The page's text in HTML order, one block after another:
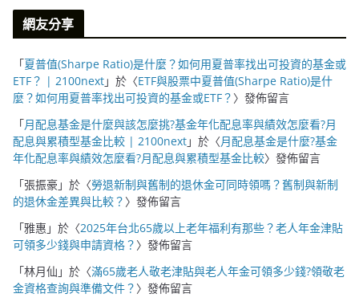
網友分享
「夏普值(Sharpe Ratio)是什麼？如何用夏普率找出可投資的基金或
ETF？ | 2100next」於〈ETF與股票中夏普值(Sharpe Ratio)是什
麼？如何用夏普率找出可投資的基金或ETF？ 〉發佈留言
「月配息基金是什麼與該怎麼挑?基金年化配息率與績效怎麼看?月
配息與累積型基金比較 | 2100next」於〈月配息基金是什麼?基金
年化配息率與績效怎麼看?月配息與累積型基金比較〉發佈留言
「張振豪」於〈勞退新制與舊制的退休金可同時領嗎？舊制與新制
的退休金差異與比較？ 〉發佈留言
「雅惠 」於〈2025年台北65歲以上老年福利有那些？老人年金津貼
可領多少錢與申請資格？ 〉發佈留言
「林月仙 」於〈滿65歲老人敬老津貼與老人年金可領多少錢?領敬老
金資格查詢與準備文件？ 〉發佈留言